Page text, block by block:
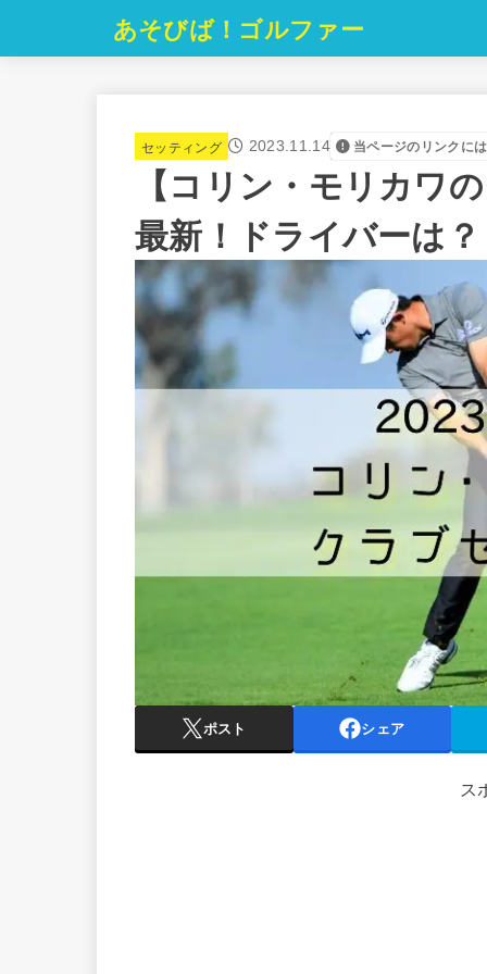
あそびば！ゴルファー
セッティング 2023.11.14 当ページのリンクに
【コリン・モリカワ
最新！ドライバーは？
ポスト シェア
ス